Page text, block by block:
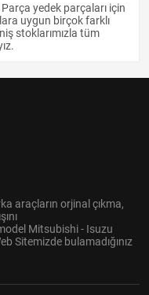
yedek parçaları için
uygun birçok farklı
stoklarımızla tüm
araçların orjinal çıkma,
Mitsubishi - Isuzu
Sitemizde bulamadığınız